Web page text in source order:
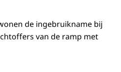
de ingebruikname bij
van de ramp met